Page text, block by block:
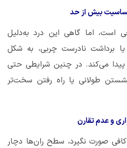
بیش از حد
اما گاهی این درد به‌دلیل
برداشت نادرست چربی، به شکل
پیدا می‌کند. در چنین شرایطی حتی
طولانی یا راه رفتن سخت‌تر
و عدم تقارن
صورت نگیرد، سطح ران‌ها دچار